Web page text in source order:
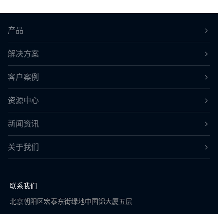
产品
解决方案
客户案例
资源中心
新闻资讯
关于我们
联系我们
北京朝阳区宏泰东街绿地中国锦大厦五层